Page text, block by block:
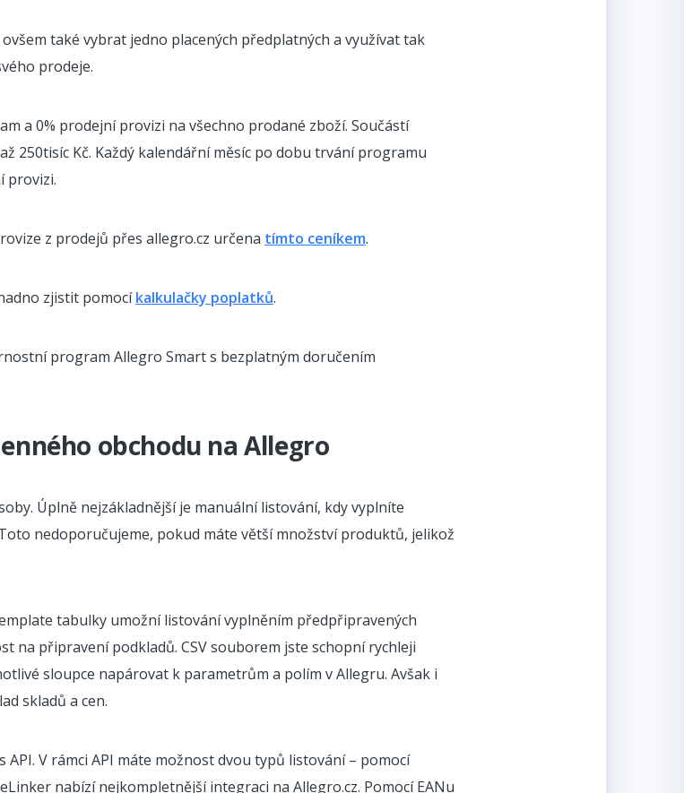
také vybrat jedno placených předplatných a využívat tak
prodeje.
a 0% prodejní provizi na všechno prodané zboží. Součástí
250tisíc Kč. Každý kalendářní měsíc po dobu trvání programu
provizi.
z prodejů přes allegro.cz určena tímto ceníkem.
zjistit pomocíkalkulačky poplatků.
program Allegro Smart s bezplatným doručením
obchodu na Allegro
Úplně nejzákladnější je manuální listování, kdy vyplníte
nedoporučujeme, pokud máte větší množství produktů, jelikož
tabulky umožní listování vyplněním předpřipravených
na připravení podkladů. CSV souborem jste schopní rychleji
sloupce napárovat k parametrům a polím v Allegru. Avšak i
skladů a cen.
V rámci API máte možnost dvou typů listování – pomocí
nabízí nejkompletnější integraci na Allegro.cz. Pomocí EANu